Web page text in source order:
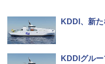
KDDI、新
KDDIグル